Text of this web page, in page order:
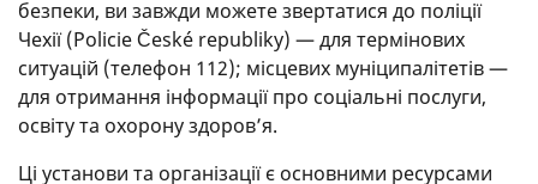
безпеки, ви завжди можете звертатися до поліції
Чехії (Policie České republiky) — для термінових
ситуацій (телефон 112); місцевих муніципалітетів —
для отримання інформації про соціальні послуги,
освіту та охорону здоров’я.
Ці установи та організації є основними ресурсами